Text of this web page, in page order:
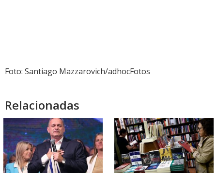
Foto: Santiago Mazzarovich/adhocFotos
Relacionadas